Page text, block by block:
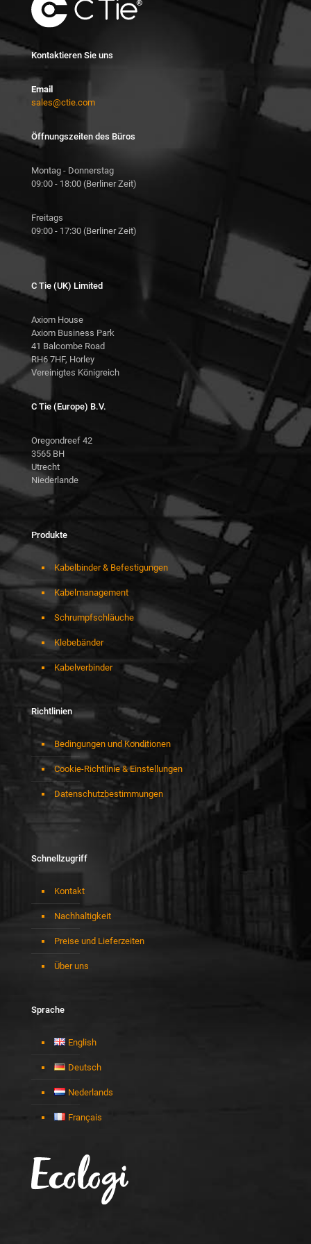
Kontaktieren Sie uns
Email
sales@ctie.com
Öffnungszeiten des Büros
Montag - Donnerstag
09:00 - 18:00 (Berliner Zeit)
Freitags
09:00 - 17:30 (Berliner Zeit)
C Tie (UK) Limited
Axiom House
Axiom Business Park
41 Balcombe Road
RH6 7HF, Horley
Vereinigtes Königreich
C Tie (Europe) B.V.
Oregondreef 42
3565 BH
Utrecht
Niederlande
Produkte
Kabelbinder & Befestigungen
Kabelmanagement
Schrumpfschläuche
Klebebänder
Kabelverbinder
Richtlinien
Bedingungen und Konditionen
Cookie-Richtlinie & Einstellungen
Datenschutzbestimmungen
Schnellzugriff
Kontakt
Nachhaltigkeit
Preise und Lieferzeiten
Über uns
Sprache
English
Deutsch
Nederlands
Français